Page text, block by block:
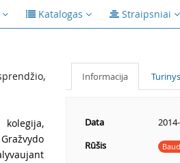
Katalogas Straipsniai
Informacija Turinys
Data
Rūšis